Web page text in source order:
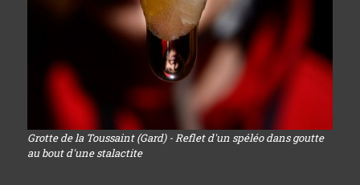
Grotte de la Toussaint (Gard) - Reflet d'un spéléo dans goutte
au bout d'une stalactite